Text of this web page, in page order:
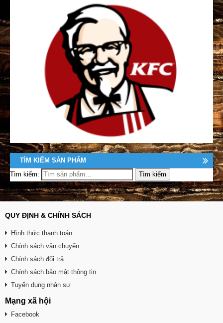
TÌM KIẾM SẢN PHẨM
Tìm kiếm:
QUY ĐỊNH & CHÍNH SÁCH
Hình thức thanh toán
Chính sách vận chuyển
Chính sách đổi trả
Chính sách bảo mật thông tin
Tuyển dụng nhân sự
Mạng xã hội
Facebook